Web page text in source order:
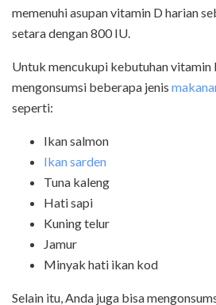
memenuhi asupan vitamin D harian
setara dengan 800 IU.
Untuk mencukupi kebutuhan vitamin
mengonsumsi beberapa jenis
seperti:
Ikan salmon
Ikan sarden
Tuna kaleng
Hati sapi
Kuning telur
Jamur
Minyak hati ikan kod
Selain itu, Anda juga bisa